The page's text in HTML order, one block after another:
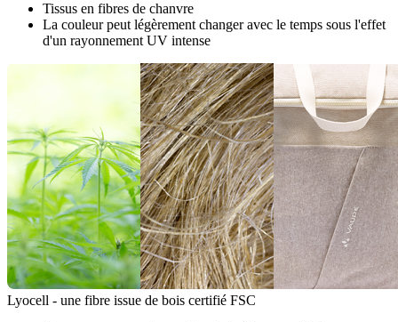
Tissus en fibres de chanvre
La couleur peut légèrement changer avec le temps sous l'effet
d'un rayonnement UV intense
Lyocell - une fibre issue de bois certifié FSC